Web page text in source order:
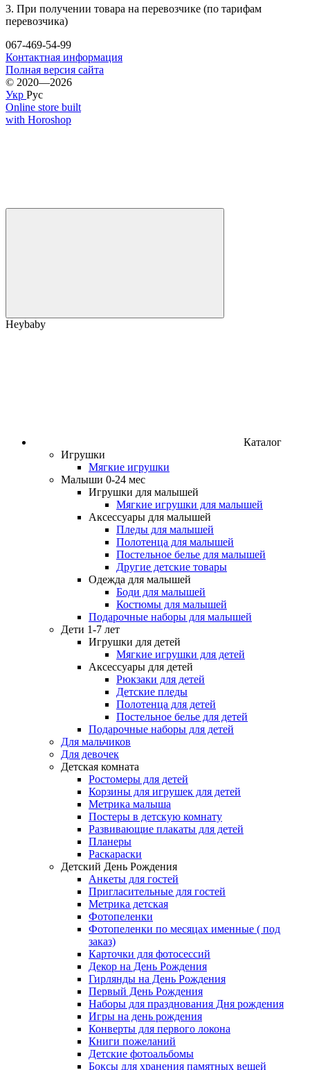
3. При получении товара на перевозчике (по тарифам
перевозчика)
067-469-54-99
Контактная информация
Полная версия сайта
© 2020—2026
Укр Рус
Online store built
with Horoshop
Heybaby
Каталог
Игрушки
Мягкие игрушки
Малыши 0-24 мес
Игрушки для малышей
Мягкие игрушки для малышей
Аксессуары для малышей
Пледы для малышей
Полотенца для малышей
Постельное белье для малышей
Другие детские товары
Одежда для малышей
Боди для малышей
Костюмы для малышей
Подарочные наборы для малышей
Дети 1-7 лет
Игрушки для детей
Мягкие игрушки для детей
Аксессуары для детей
Рюкзаки для детей
Детские пледы
Полотенца для детей
Постельное белье для детей
Подарочные наборы для детей
Для мальчиков
Для девочек
Детская комната
Ростомеры для детей
Корзины для игрушек для детей
Метрика малыша
Постеры в детскую комнату
Развивающие плакаты для детей
Планеры
Раскараски
Детский День Рождения
Анкеты для гостей
Пригласительные для гостей
Метрика детская
Фотопеленки
Фотопеленки по месяцах именные ( под
заказ)
Карточки для фотосессий
Декор на День Рождения
Гирлянды на День Рождения
Первый День Рождения
Наборы для празднования Дня рождения
Игры на день рождения
Конверты для первого локона
Книги пожеланий
Детские фотоальбомы
Боксы для хранения памятных вещей